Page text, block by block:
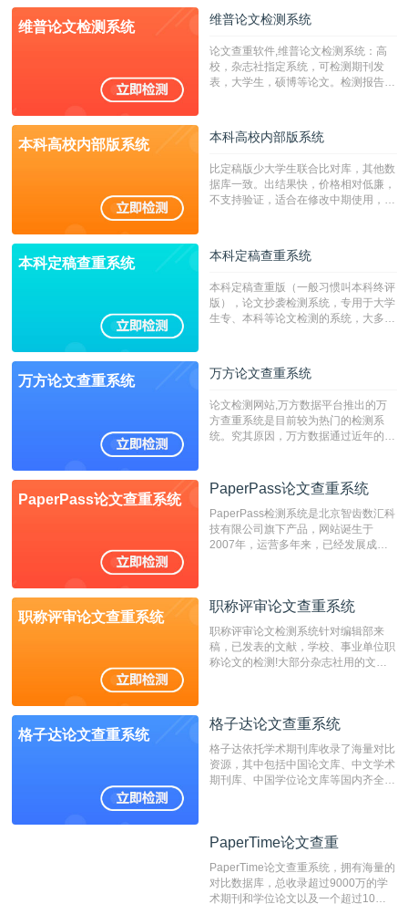
校用来检测硕博论文的系统，检测范围
广，数据来源真实，检测算法合理!本
字符数30万）
维普论文检测系统 维普论文检测系统
论文查重软件,维普论文检测系统：高
校，杂志社指定系统，可检测期刊发
表，大学生，硕博等论文。检测报告支
本科高校内部版系统 本科高校内部版系统
比定稿版少大学生联合比对库，其他数
据库一致。出结果快，价格相对低廉，
不支持验证，适合在修改中期使用，定
本科定稿查重系统 本科定稿查重系统
本科定稿查重版（一般习惯叫本科终评
版），论文抄袭检测系统，专用于大学
生专、本科等论文检测的系统，大多数
万方论文查重系统 万方论文查重系统
论文检测网站,万方数据平台推出的万
方查重系统是目前较为热门的检测系
统。究其原因，万方数据通过近年的发
检测系统，其真实性和权威性无可厚
非。其次，相对于知网而言，万方检测
费用少，上手容易，是学生初次论文查
重的推荐系统。
PaperPass论文查重系统
PaperPass论文查重系统
PaperPass检测系统是北京智齿数汇科
技有限公司旗下产品，网站诞生于
2007年，运营多年来，已经发展成为
检测速度快、精度高，市场反映良好。
职称评审论文查重系统
职称评审论文查重系统
职称评审论文检测系统针对编辑部来
稿，已发表的文献，学校、事业单位职
称论文的检测!大部分杂志社用的文献
编辑部检测来稿和已发表的文献,检测
测时注意填写第一作者,才能排除已发
表文献复制比。（限制字符数1万）
格子达论文查重系统
格子达论文查重系统
格子达依托学术期刊库收录了海量对比
资源，其中包括中国论文库、中文学术
期刊库、中国学位论文库等国内齐全的
系统，可检测中文、英文两种语言的论
PaperTime论文查重
PaperTime论文查重系统，拥有海量的
对比数据库，总收录超过9000万的学
术期刊和学位论文以及一个超过10亿